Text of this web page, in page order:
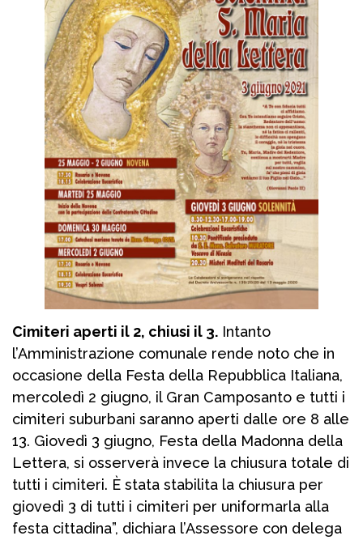
Cimiteri aperti il 2, chiusi il 3. Intanto
l’Amministrazione comunale rende noto che in
occasione della Festa della Repubblica Italiana,
mercoledì 2 giugno, il Gran Camposanto e tutti i
cimiteri suburbani saranno aperti dalle ore 8 alle
13. Giovedì 3 giugno, Festa della Madonna della
Lettera, si osserverà invece la chiusura totale di
tutti i cimiteri. È stata stabilita la chiusura per
giovedì 3 di tutti i cimiteri per uniformarla alla
festa cittadina”, dichiara l’Assessore con delega